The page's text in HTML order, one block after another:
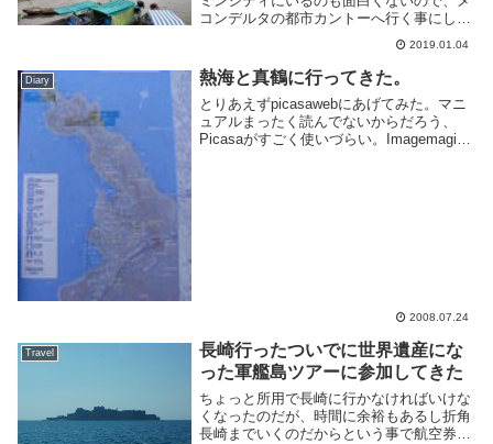
コンデルタの都市カントーへ行く事にし
た。大都会ホーチミンシティと違いのんび
りした感じで良いところでつい二週間も滞
在してしまった。おかげで Web サービス
開発が捗っ...
2019.01.04
Diary 熱海と真鶴に行ってきた。
とりあえずpicasawebにあげてみた。マニ
ュアルまったく読んでないからだろう、
Picasaがすごく使いづらい。Imagemagick
2008.07.24
Travel
長崎行ったついでに世界遺産にな
った軍艦島ツアーに参加してきた
ちょっと所用で長崎に行かなければいけな
くなったのだが、時間に余裕もあるし折角
長崎までいくのだからという事で航空券を